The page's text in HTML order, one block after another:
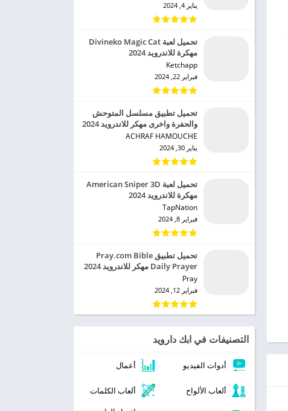
يناير 4, 2024
تحميل لعبة Divineko Magic Cat
مهكرة للاندرويد 2024
Ketchapp‏
فبراير 22, 2024
تحميل تطبيق مسلسل المتوحش
والحفرة واخرى مهكر للاندرويد 2024
ACHRAF HAMOUCHE‏
يناير 30, 2024
تحميل لعبة American Sniper 3D
مهكرة للاندرويد 2024
TapNation‏
فبراير 8, 2024
تحميل تطبيق Pray.com Bible
Daily Prayer مهكر للاندرويد 2024
Pray‏
فبراير 12, 2024
التصنيفات في ابك دارويد
أدوات الفيديو أعمال
ألعاب الألواح ألعاب الكلمات